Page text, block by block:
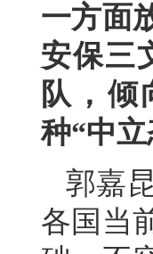
一方面
安保三
队，
种“中立
郭嘉
各国当